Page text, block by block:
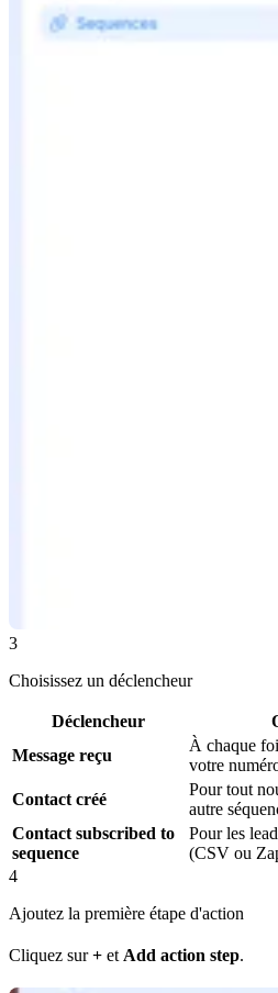
3
Choisissez un déclencheur
Déclencheur
Message reçu
À chaque
votre
Contact créé
Pour tout
autre
Contact subscribed to
sequence
Pour les
(CSV ou
4
Ajoutez la première étape d'action
Cliquez sur+ etAdd action step.